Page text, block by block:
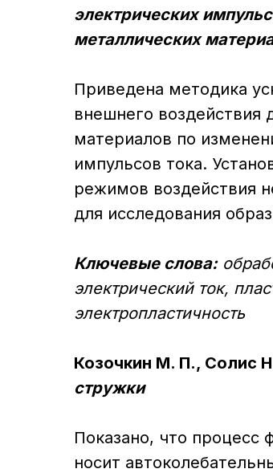
электрических
металлических
Приведена методика
внешнего воздействия
материалов по
импульсов тока.
режимов воздействия
для исследования
Ключевые слова:
электрический ток,
электропластичность
Козочкин М. П., Солис
стружки
Показано, что процесс
носит